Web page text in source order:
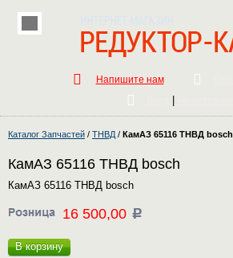
Напишите нам
Каталог Запчастей / ТНВД / КамАЗ 65116 ТНВД bosch
КамАЗ 65116 ТНВД bosch
КамАЗ 65116 ТНВД bosch
16 500,00 c
В корзину